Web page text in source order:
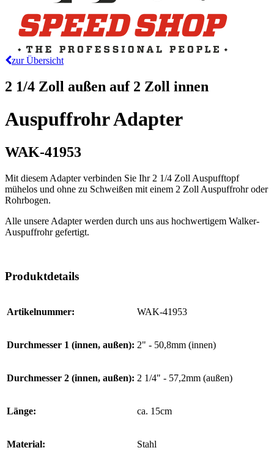
zur Übersicht
2 1/4 Zoll außen auf 2 Zoll innen
Auspuffrohr Adapter
WAK-41953
Mit diesem Adapter verbinden Sie Ihr 2 1/4 Zoll Auspufftopf
mühelos und ohne zu Schweißen mit einem 2 Zoll Auspuffrohr oder
Rohrbogen.
Alle unsere Adapter werden durch uns aus hochwertigem Walker-
Auspuffrohr gefertigt.
Produktdetails
Artikelnummer: WAK-41953
Durchmesser 1 (innen, außen): 2" - 50,8mm (innen)
Durchmesser 2 (innen, außen): 2 1/4" - 57,2mm (außen)
Länge: ca. 15cm
Material: Stahl